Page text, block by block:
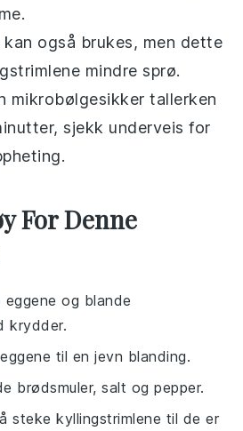
også brukes, men dette
mindre sprø.
mikrobølgesikker tallerken
sjekk underveis for
For Denne
eggene og blande
krydder.
til en jevn blanding.
brødsmuler, salt og pepper.
steke kyllingstrimlene til de er